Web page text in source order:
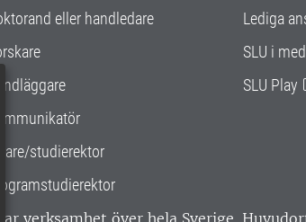
eller handledare
studierektor
Lediga
SLU i
SLU Play